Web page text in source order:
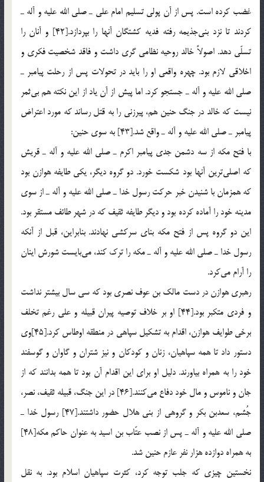
غضب كرده است. پس از آن پولی تسلیم امام علی ـ صلی الله علیه و آله ـ
كردند تا نزد بنی‌جذیمه رفته فدیه كشتگان آنها را بپردازد.[42] و آنان را
تسلّی دهد. اصولاً خالد روحیه نظامی گری داشت و فاقد شخصیت فكری و
اخلاقی لازم بود. چهره واقعی او را باید در تحولات پس از رحلت پیامبر ـ
صلی الله علیه و آله ـ جستجو كرد. اما پیش از آن یاد از این نكته هم بی‌ثمر
نیست كه خالد در جنگ حنین هم، پیرزنی را به قتل رساند كه مورد اعتراض
پیامبر ـ صلی الله علیه و آله ـ واقع شد.[43] به سوی حنین:
با فتح مكه از سه دشمن جدی پیامبر اكرم ـ صلی الله علیه و آله ـ قریش
كه اصلی‌ترین آنها بود شكست خورد. دو گروه دیگر، یكی طایفه هوازن بود
كه همزمان با شنیدن خبر حركت رسول خدا ـ صلی الله علیه و آله ـ از سوی
مدینه خود را آماده كرده بود و دیگر طایفه ثقیف كه در شهر طائف مستقر بود.
این دو گروه پس از فتح مكه بنای سركشی نهادند. بنابراین، قبل از آنكه
رسول خدا ـ صلی الله علیه و آله ـ مكه را ترك كند، می‌بایست شورش اینان
را آرام می‌كرد.
رهبری هوازن در دست مالك بن عوف نصری بود كه سی سال بیشتر نداشت
و فردی متكبر بود.[44] او بر خلاف توصیه پیران قبیله و علی رغم تخلف
برخی طوایف هوازن، اقدام به تشكیل سپاهی در منطقه اوطاس كرد.[45]وی
دستور داد تا همه سپاهیان، زنان و كودكان و نیز شتران و گاوان و گوسفند
خود را به همراه بیاورند. دلیل او برای این اقدام آن بود تا همه بدانند كه از
جان و ناموس و مال خود دفاع می‌كنند.[46] در این جنگ، قبیله ثقیف، نصر،
جُشم، سعدبن بكر و گروهی از بنی هلال حضور داشتند.[47] رسول خدا ـ
صلی الله علیه و آله ـ پس از نصب عتّاب بن اسید به عنوان حاكم مكه[48]
به همراه دوازده هزار نفر عازم حنین شد.
نخستین چیزی كه جلب توجه كرد، كثرت سپاهیان اسلام بود. به نقل